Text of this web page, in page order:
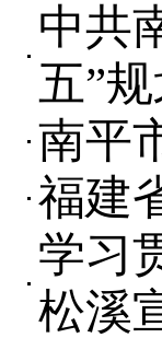
中共
五”
南平
福建
学习
松溪